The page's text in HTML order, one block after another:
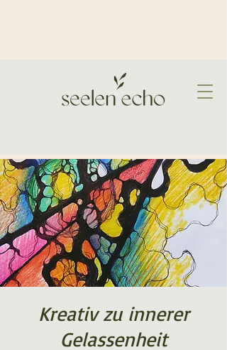
Kreativ zu innerer
Gelassenheit